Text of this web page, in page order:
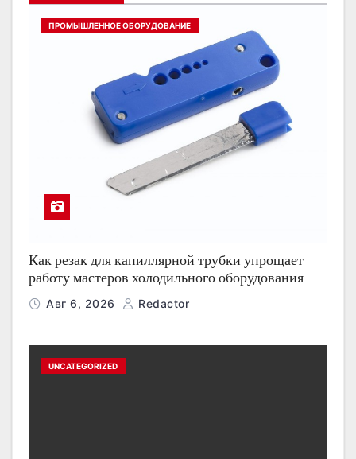
ПРОМЫШЛЕННОЕ ОБОРУДОВАНИЕ
Как резак для капиллярной трубки упрощает
работу мастеров холодильного оборудования
Авг 6, 2026 Redactor
UNCATEGORIZED